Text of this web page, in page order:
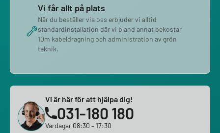
Vi får allt på plats
När du beställer via oss erbjuder vi alltid
standardinstallation där vi bland annat bekostar
10m kabeldragning och administration av grön
teknik.
Vi är här för att hjälpa dig!
031-180 180
Vardagar 08:30 – 17:30